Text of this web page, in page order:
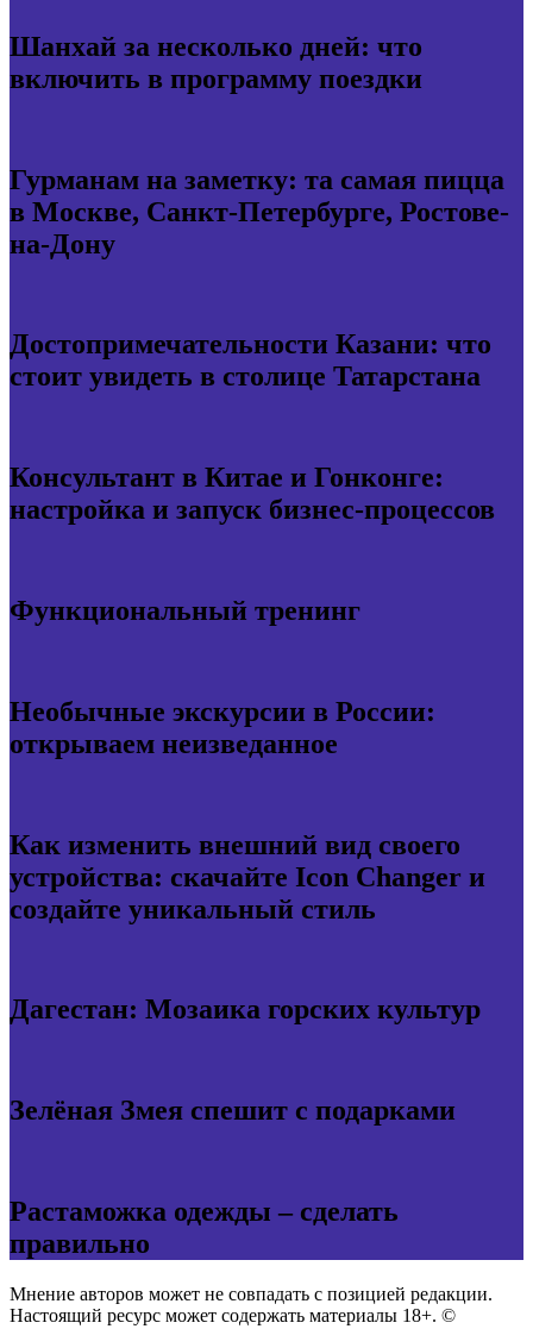
Шанхай за несколько дней: что
включить в программу поездки
Гурманам на заметку: та самая пицца
в Москве, Санкт-Петербурге, Ростове-
на-Дону
Достопримечательности Казани: что
стоит увидеть в столице Татарстана
Консультант в Китае и Гонконге:
настройка и запуск бизнес-процессов
Функциональный тренинг
Необычные экскурсии в России:
открываем неизведанное
Как изменить внешний вид своего
устройства: скачайте Icon Changer и
создайте уникальный стиль
Дагестан: Мозаика горских культур
Зелёная Змея спешит с подарками
Растаможка одежды – сделать
правильно
Мнение авторов может не совпадать с позицией редакции.
Настоящий ресурс может содержать материалы 18+. ©